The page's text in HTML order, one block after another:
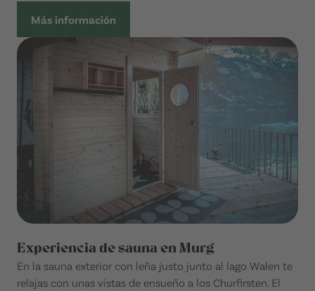
Más información
Experiencia de sauna en Murg
En la sauna exterior con leña justo junto al lago Walen te
relajas con unas vistas de ensueño a los Churfirsten. El